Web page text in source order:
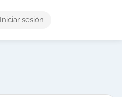
Iniciar sesión